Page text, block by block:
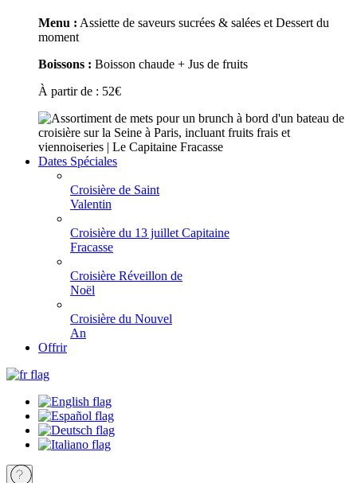
Menu : Assiette de saveurs sucrées & salées et Dessert du
moment
Boissons : Boisson chaude + Jus de fruits
À partir de : 52€
Dates Spéciales
Croisière de Saint
Valentin
Croisière du 13 juillet Capitaine
Fracasse
Croisière Réveillon de
Noël
Croisière du Nouvel
An
Offrir